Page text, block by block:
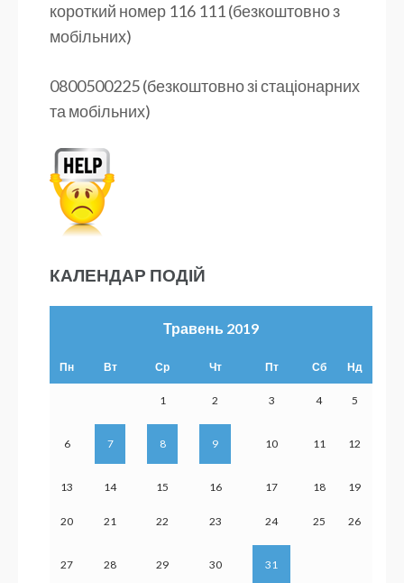
короткий номер 116 111 (безкоштовно з
мобільних)
0800500225 (безкоштовно зі стаціонарних
та мобільних)
КАЛЕНДАР ПОДІЙ
Травень 2019
Пн Вт Ср Чт Пт Сб Нд
1 2 3 4 5
6 7 8 9 10 11 12
13 14 15 16 17 18 19
20 21 22 23 24 25 26
27 28 29 30 31